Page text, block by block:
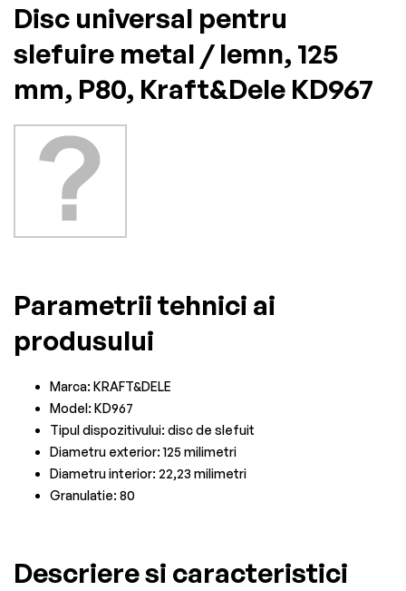
Disc universal pentru
slefuire metal / lemn, 125
mm, P80, Kraft&Dele KD967
Parametrii tehnici ai
produsului
Marca: KRAFT&DELE
Model: KD967
Tipul dispozitivului: disc de slefuit
Diametru exterior: 125 milimetri
Diametru interior: 22,23 milimetri
Granulatie: 80
Descriere si caracteristici